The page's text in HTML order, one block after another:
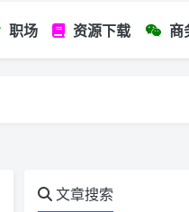
职场 资源下载 商
文章搜索